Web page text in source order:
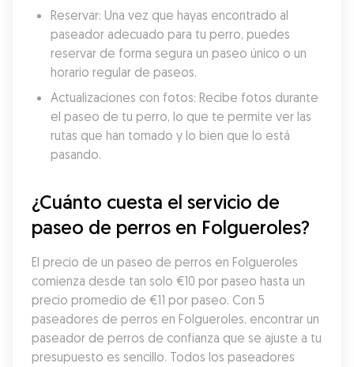
Reservar: Una vez que hayas encontrado al
paseador adecuado para tu perro, puedes
reservar de forma segura un paseo único o un
horario regular de paseos.
Actualizaciones con fotos: Recibe fotos durante
el paseo de tu perro, lo que te permite ver las
rutas que han tomado y lo bien que lo está
pasando.
¿Cuánto cuesta el servicio de
paseo de perros en Folgueroles?
El precio de un paseo de perros en Folgueroles
comienza desde tan solo €10 por paseo hasta un
precio promedio de €11 por paseo. Con 5
paseadores de perros en Folgueroles, encontrar un
paseador de perros de confianza que se ajuste a tu
presupuesto es sencillo. Todos los paseadores